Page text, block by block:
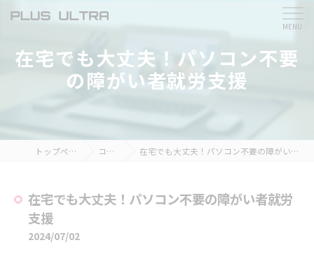
在宅でも大丈夫！パソコン不要
の障がい者就労支援
トップページ コラム 在宅でも大丈夫！パソコン不要の障がい者就労支援
在宅でも大丈夫！パソコン不要の障がい者就労
支援
2024/07/02